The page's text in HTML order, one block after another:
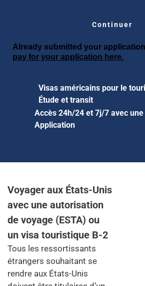
Continuer
Already submitted your
pay for your application here.
Visas américains pour le
Étude et transit
Accès 24h/24 et 7j/7 avec
Application
Voyager aux États-Unis
avec une autorisation
de voyage (ESTA) ou
un visa touristique B-2
Tous les ressortissants
étrangers souhaitant se
rendre aux États-Unis